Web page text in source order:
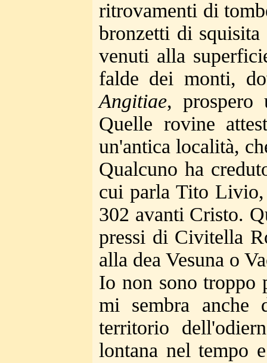
ritrovamenti di
bronzetti di
venuti alla
falde dei monti,
Angitiae, prospero
Quelle rovine
un'antica località,
Qualcuno ha
cui parla Tito
302 avanti Cristo.
pressi di Civitella
alla dea Vesuna o
Io non sono troppo
mi sembra anche
territorio
lontana nel tempo